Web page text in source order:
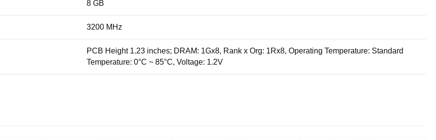
8 GB
3200 MHz
PCB Height 1.23 inches; DRAM: 1Gx8, Rank x Org: 1Rx8, Operating Temperature: Standard
Temperature: 0°C ~ 85°C, Voltage: 1.2V